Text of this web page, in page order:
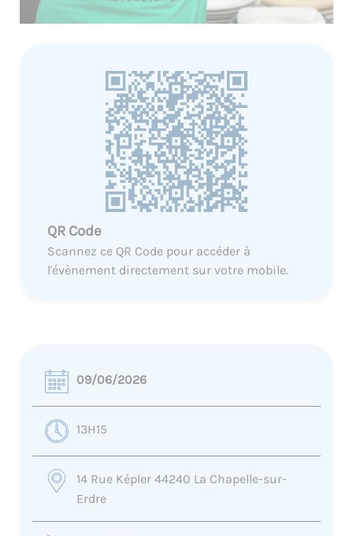
QR Code
Scannez ce QR Code pour accéder à
l'évènement directement sur votre mobile.
09/06/2026
13H15
14 Rue Képler 44240 La Chapelle-sur-
Erdre